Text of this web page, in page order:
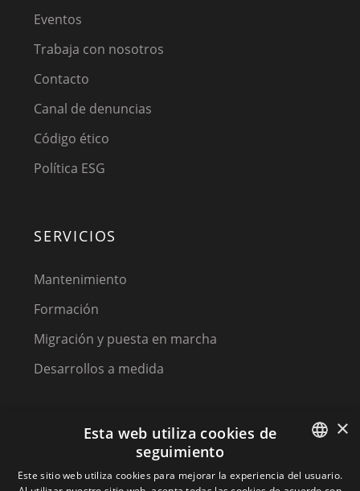
Eventos
Trabaja con nosotros
Contacto
Canal de denuncias
Código ético
Política ESG
SERVICIOS
Mantenimiento
Formación
Migración y puesta en marcha
Desarrollos a medida
SPANISH
×
Esta web utiliza cookies de
seguimiento
Este sitio web utiliza cookies para mejorar la experiencia del usuario.